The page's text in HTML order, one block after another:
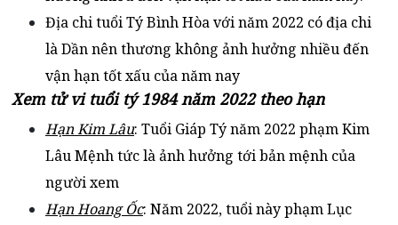
Địa chi tuổi Tý Bình Hòa với năm 2022 có địa chi
là Dần nên thương không ảnh hưởng nhiều đến
vận hạn tốt xấu của năm nay
Xem tử vi tuổi tý 1984 năm 2022 theo hạn
Hạn Kim Lâu: Tuổi Giáp Tý năm 2022 phạm Kim
Lâu Mệnh tức là ảnh hưởng tới bản mệnh của
người xem
Hạn Hoang Ốc: Năm 2022, tuổi này phạm Lục